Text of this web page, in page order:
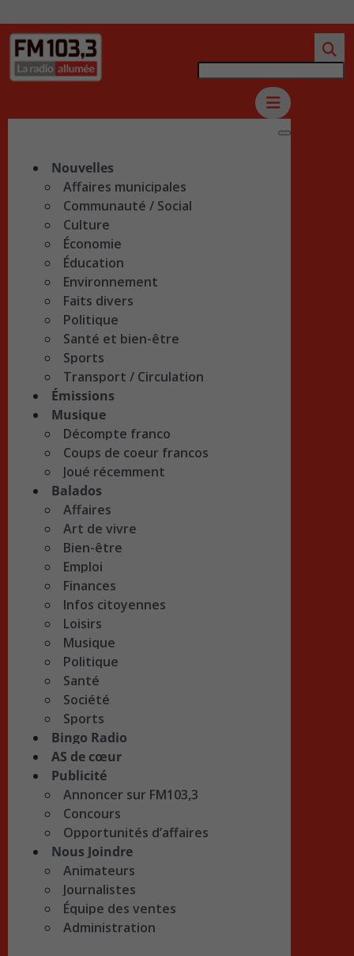
Nouvelles
Affaires municipales
Communauté / Social
Culture
Économie
Éducation
Environnement
Faits divers
Politique
Santé et bien-être
Sports
Transport / Circulation
Émissions
Musique
Décompte franco
Coups de coeur francos
Joué récemment
Balados
Affaires
Art de vivre
Bien-être
Emploi
Finances
Infos citoyennes
Loisirs
Musique
Politique
Santé
Société
Sports
Bingo Radio
AS de cœur
Publicité
Annoncer sur FM103,3
Concours
Opportunités d’affaires
Nous Joindre
Animateurs
Journalistes
Équipe des ventes
Administration